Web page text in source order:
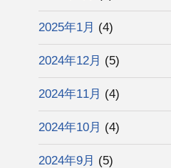
2025年1月 (4)
2024年12月 (5)
2024年11月 (4)
2024年10月 (4)
2024年9月 (5)